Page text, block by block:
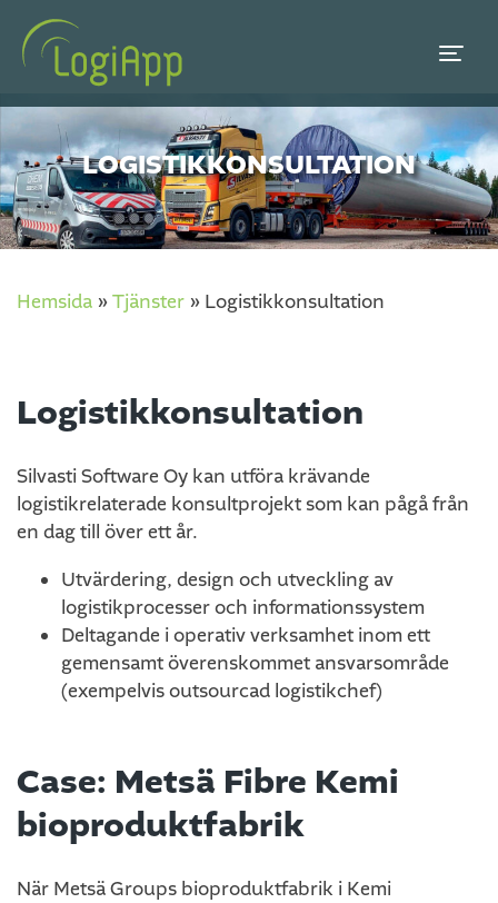
LOGISTIKKONSULTATION
Hemsida » Tjänster » Logistikkonsultation
Logistikkonsultation
Silvasti Software Oy kan utföra krävande
logistikrelaterade konsultprojekt som kan pågå från
en dag till över ett år.
Utvärdering, design och utveckling av
logistikprocesser och informationssystem
Deltagande i operativ verksamhet inom ett
gemensamt överenskommet ansvarsområde
(exempelvis outsourcad logistikchef)
Case: Metsä Fibre Kemi
bioproduktfabrik
När Metsä Groups bioproduktfabrik i Kemi